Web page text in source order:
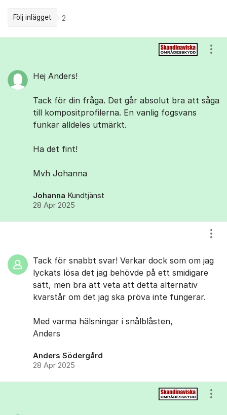
Följ inlägget 2
Hej Anders!
Tack för din fråga. Det går absolut bra att såga
till kompositprofilerna. En vanlig fogsvans
funkar alldeles utmärkt.
Ha det fint!
Mvh Johanna
Johanna Kundtjänst
28 Apr 2025
Tack för snabbt svar! Verkar dock som om jag
lyckats lösa det jag behövde på ett smidigare
sätt, men bra att veta att detta alternativ
kvarstår om det jag ska pröva inte fungerar.
Med varma hälsningar i snålblåsten,
Anders
Anders Södergård
28 Apr 2025